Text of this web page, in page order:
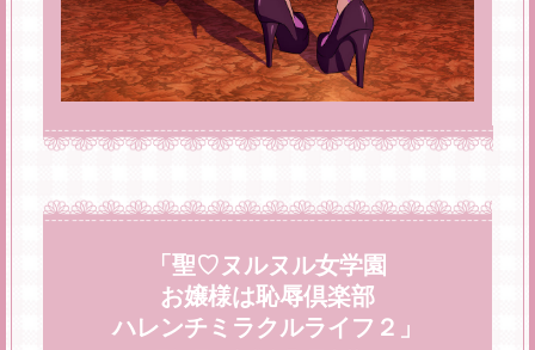
「聖♡ヌルヌル女学園
お嬢様は恥辱倶楽部
ハレンチミラクルライフ２」